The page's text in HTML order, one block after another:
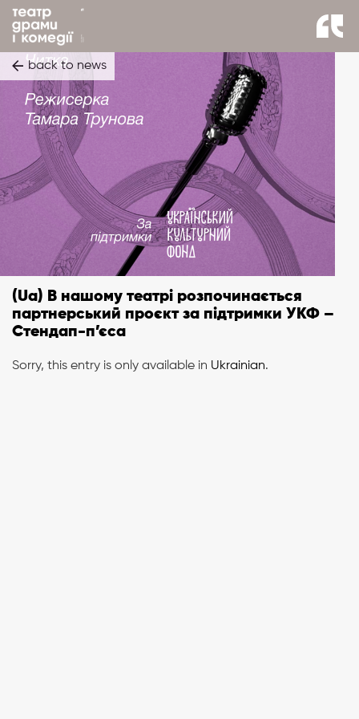
back to news
(Ua) В нашому театрі розпочинається
партнерський проєкт за підтримки УКФ –
Стендап-п’єса
Sorry, this entry is only available in Ukrainian.